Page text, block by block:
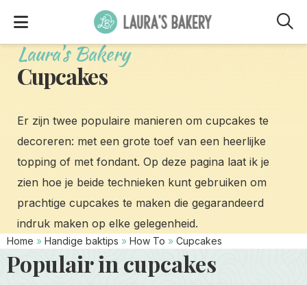
Laura's Bakery
Cupcakes
Er zijn twee populaire manieren om cupcakes te
decoreren: met een grote toef van een heerlijke
topping of met fondant. Op deze pagina laat ik je
zien hoe je beide technieken kunt gebruiken om
prachtige cupcakes te maken die gegarandeerd
indruk maken op elke gelegenheid.
Home » Handige baktips » How To » Cupcakes
Populair in cupcakes